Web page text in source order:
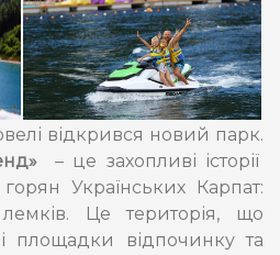
відкрився новий парк.
– це захопливі історії
Українських Карпат:
Це територія, що
площадки відпочинку та